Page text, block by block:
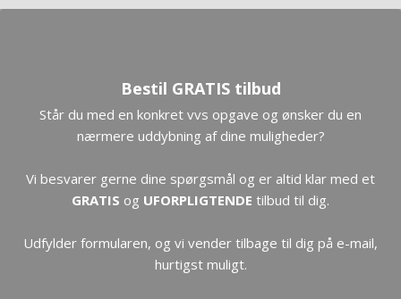
Bestil GRATIS tilbud
Står du med en konkret vvs opgave og ønsker du en
nærmere uddybning af dine muligheder?
Vi besvarer gerne dine spørgsmål og er altid klar med et
GRATIS og UFORPLIGTENDE tilbud til dig.
​Udfylder formularen, og vi vender tilbage til dig på e-mail,
hurtigst muligt.